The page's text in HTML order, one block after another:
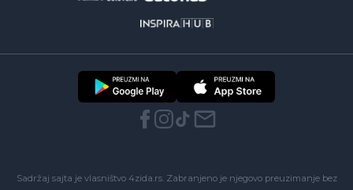
Sadržaj sajta je vlasništvo 4zida.rs. Zabranjeno je njegovo preuzimanje bez